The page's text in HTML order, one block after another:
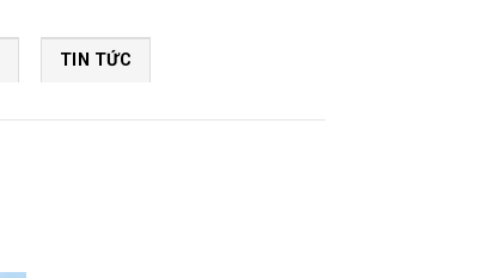
TIN TỨC